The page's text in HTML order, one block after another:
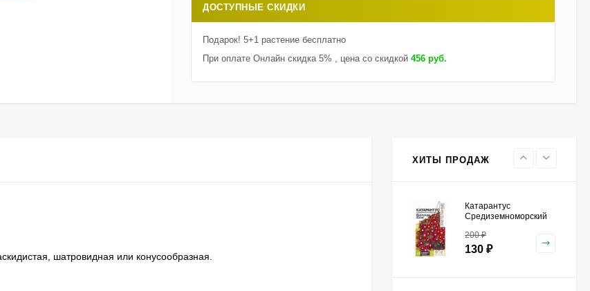
ДОСТУПНЫЕ СКИДКИ
Подарок! 5+1 растение бесплатно
При оплате Онлайн скидка 5% , цена со скидкой456 руб.
шатровидная или конусообразная.
ХИТЫ ПРОДАЖ
Зебра (Golden Zebra)
Катарантус
Средиземноморский
алтая]
200₽
130 ₽